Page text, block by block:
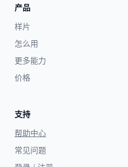
产品
样片
怎么用
更多能力
价格
支持
帮助中心
常见问题